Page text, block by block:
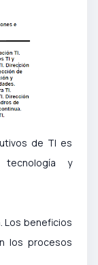
de TI es
y
. Los beneficios
los procesos